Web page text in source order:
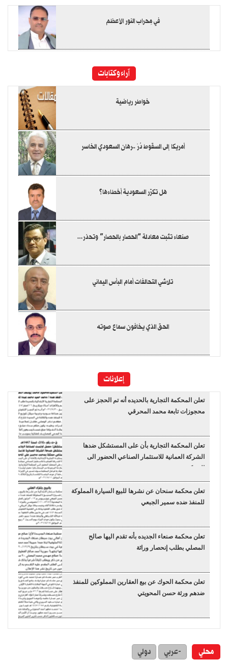
في مِحراب النور الأعظم
آراء وكتابات
خواطر رياضية
أمريكا إلى السقوط دُرْ ..رهان السعودي الخاسر
هل تكرّر السعودية أخطاءها؟
صنعاء تثبت معادلة “الحصار بالحصار” وتحذر…
تلاشي التحالفات أمام البأس اليماني
الحق الذي يخافون سماع صوته
إعلانات
تعلن المحكمة التجارية بالحديده أنه تم الحجز على
محجوزات تابعة محمد المحرقي
تعلن المحكمة التجارية بأن على المستشكل ضدها
الشركة العمانية للاستثمار الصناعي الحضور الى
المحكمة
تعلن محكمة سنحان عن نشرها للبيع السيارة المملوكة
للمنفذ ضده سمير الجبعي
تعلن محكمة صنعاء الجديده بأنه تقدم اليها صالح
المصلي بطلب إنحصار وراثة
تعلن محكمة الحوك عن بيع العقارين المملوكين للمنفذ
ضدهم ورثة حسن المحويتي
محلي -عربي دولي